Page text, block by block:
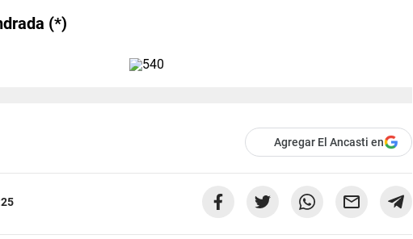
(*)
Agregar El Ancasti en